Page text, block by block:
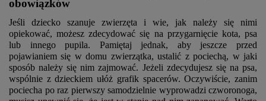
obowiązków
Jeśli dziecko szanuje zwierzęta i wie, jak należy się nimi
opiekować, możesz zdecydować się na przygarnięcie kota, psa
lub innego pupila. Pamiętaj jednak, aby jeszcze przed
pojawianiem się w domu zwierzątka, ustalić z pociechą, w jaki
sposób należy się nim zajmować. Jeżeli zdecydujesz się na psa,
wspólnie z dzieckiem ułóż grafik spacerów. Oczywiście, zanim
pociecha po raz pierwszy samodzielnie wyprowadzi czworonoga,